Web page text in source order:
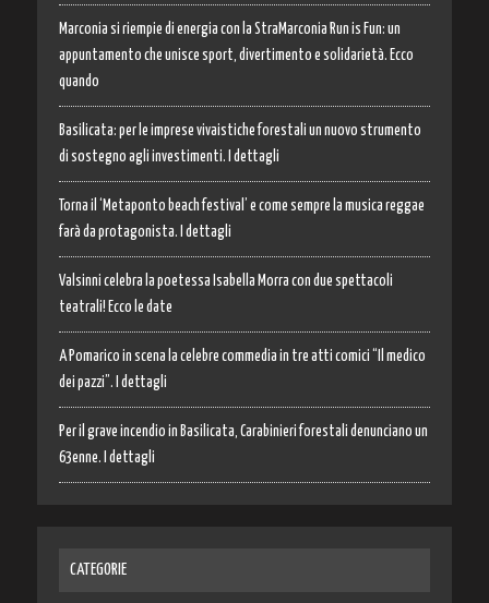
Marconia si riempie di energia con la StraMarconia Run is Fun: un
appuntamento che unisce sport, divertimento e solidarietà. Ecco
quando
Basilicata: per le imprese vivaistiche forestali un nuovo strumento
di sostegno agli investimenti. I dettagli
Torna il ‘Metaponto beach festival’ e come sempre la musica reggae
farà da protagonista. I dettagli
Valsinni celebra la poetessa Isabella Morra con due spettacoli
teatrali! Ecco le date
A Pomarico in scena la celebre commedia in tre atti comici “Il medico
dei pazzi”. I dettagli
Per il grave incendio in Basilicata, Carabinieri forestali denunciano un
63enne. I dettagli
CATEGORIE